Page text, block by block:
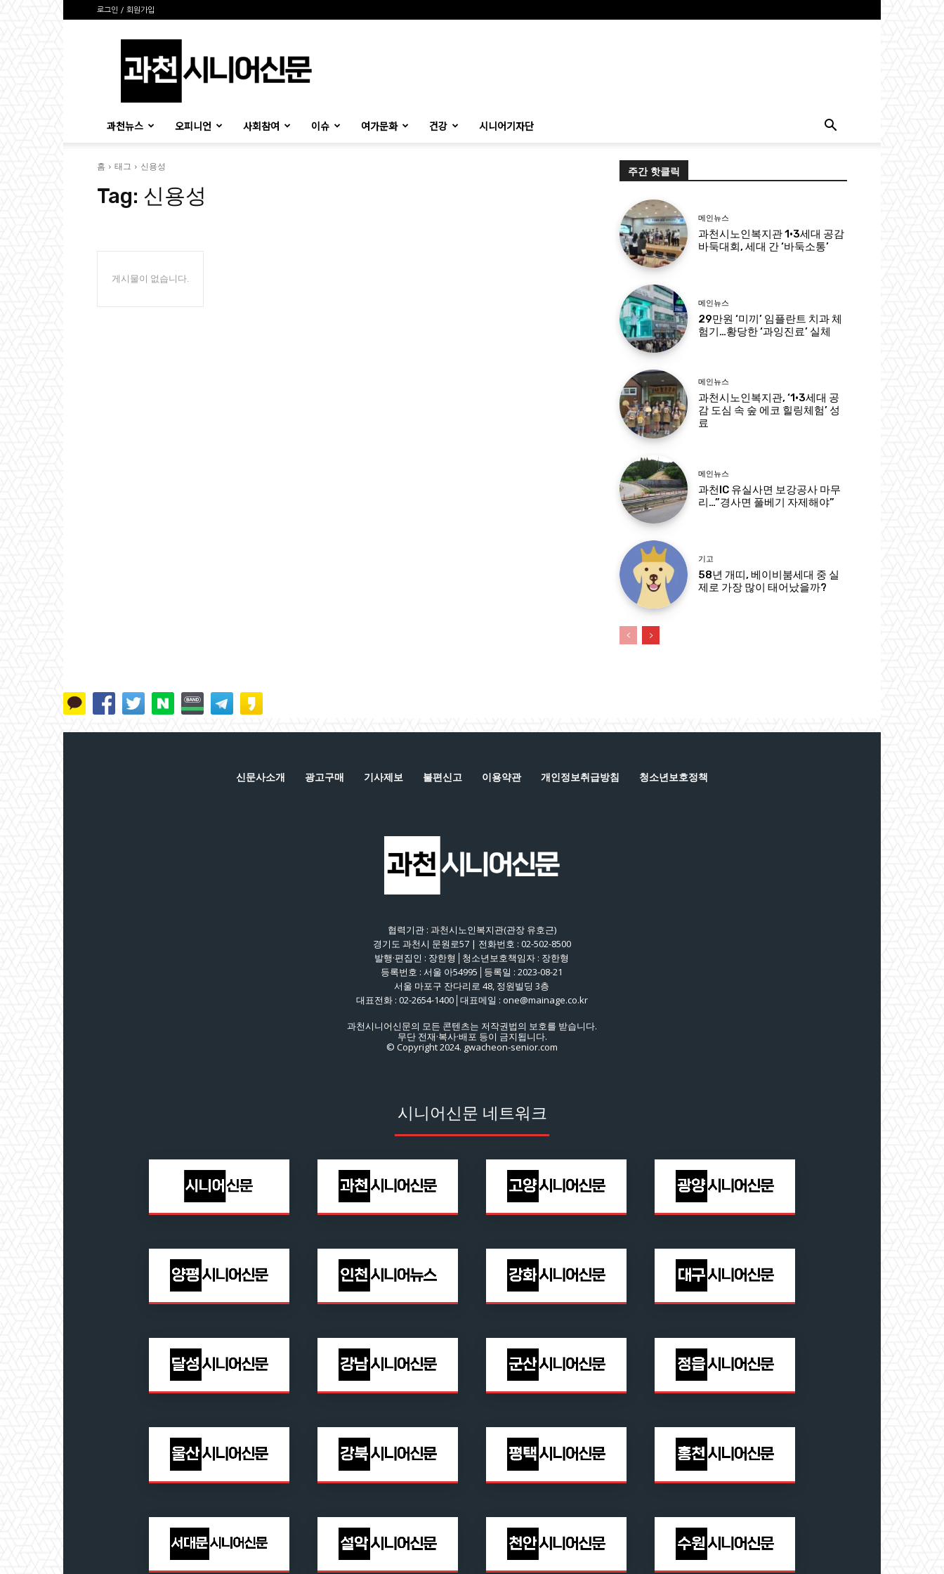
로그인 / 회원가입
시
과천뉴스 오피니언 사회참여 이슈 여가문화 건강 시니어기자단
홈 태그 신용성
Tag: 신용성
게시물이 없습니다.
주간 핫클릭
메인뉴스
과천시노인복지관 1·3세대 공감
바둑대회, 세대 간 ‘바둑소통’
메인뉴스
29만원 ‘미끼’ 임플란트 치과 체
험기…황당한 ‘과잉진료’ 실체
메인뉴스
과천시노인복지관, ‘1·3세대 공
감 도심 속 숲 에코 힐링체험’ 성
료
메인뉴스
과천IC 유실사면 보강공사 마무
리…”경사면 풀베기 자제해야”
기고
58년 개띠, 베이비붐세대 중 실
제로 가장 많이 태어났을까?
신문사소개 광고구매 기사제보 불편신고 이용약관 개인정보취급방침 청소년보호정책
협력기관 : 과천시노인복지관(관장 유호근)
경기도 과천시 문원로57 | 전화번호 : 02-502-8500
발행·편집인 : 장한형│청소년보호책임자 : 장한형
등록번호 : 서울 아54995│등록일 : 2023-08-21
서울 마포구 잔다리로 48, 정원빌딩 3층
대표전화 : 02-2654-1400│대표메일 : one@mainage.co.kr
과천시니어신문의 모든 콘텐츠는 저작권법의 보호를 받습니다.
무단 전재·복사·배포 등이 금지됩니다.
© Copyright 2024. gwacheon-senior.com
시니어신문 네트워크